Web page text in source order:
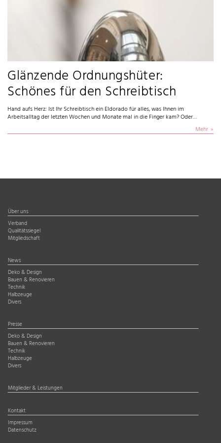
Glänzende Ordnungshüter:
Schönes für den Schreibtisch
Hand aufs Herz: Ist Ihr Schreibtisch ein Eldorado für alles, was Ihnen im
Arbeitsalltag der letzten Wochen und Monate mal in die Finger kam? Oder…
Mehr
Über uns
Verband
Qualitätssiegel
Mitgliedschaft
News
Deko & Design
Bauen & Renovieren
Technik
Halbzeuge
Divers
Presse
Deko & Design
Bauen & Renovieren
Technik
Halbzeuge
Divers
Mitglieder & Leistungen
Kontakt
Impressum
Datenschutz